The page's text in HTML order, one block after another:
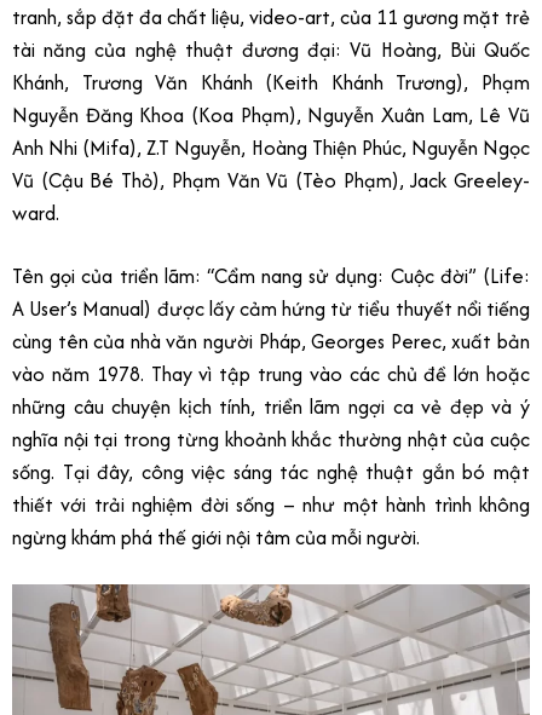
tranh, sắp đặt đa chất liệu, video-art, của 11 gương mặt trẻ
tài năng của nghệ thuật đương đại: Vũ Hoàng, Bùi Quốc
Khánh, Trương Văn Khánh (Keith Khánh Trương), Phạm
Nguyễn Đăng Khoa (Koa Phạm), Nguyễn Xuân Lam, Lê Vũ
Anh Nhi (Mifa), Z.T Nguyễn, Hoàng Thiện Phúc, Nguyễn Ngọc
Vũ (Cậu Bé Thỏ), Phạm Văn Vũ (Tèo Phạm), Jack Greeley-
ward.
Tên gọi của triển lãm: “Cẩm nang sử dụng: Cuộc đời” (Life:
A User’s Manual) được lấy cảm hứng từ tiểu thuyết nổi tiếng
cùng tên của nhà văn người Pháp, Georges Perec, xuất bản
vào năm 1978. Thay vì tập trung vào các chủ đề lớn hoặc
những câu chuyện kịch tính, triển lãm ngợi ca vẻ đẹp và ý
nghĩa nội tại trong từng khoảnh khắc thường nhật của cuộc
sống. Tại đây, công việc sáng tác nghệ thuật gắn bó mật
thiết với trải nghiệm đời sống – như một hành trình không
ngừng khám phá thế giới nội tâm của mỗi người.